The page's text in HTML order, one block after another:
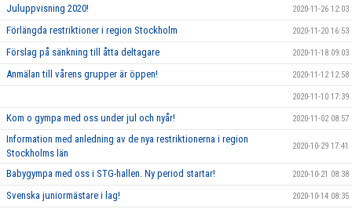
Juluppvisning 2020! 2020-11-26 12:03
Förlängda restriktioner i region Stockholm 2020-11-20 16:53
Förslag på sänkning till åtta deltagare 2020-11-18 09:03
Anmälan till vårens grupper är öppen! 2020-11-12 12:58
2020-11-10 17:39
Kom o gympa med oss under jul och nyår! 2020-11-02 08:57
Information med anledning av de nya restriktionerna i region
Stockholms län
2020-10-29 17:41
Babygympa med oss i STG-hallen. Ny period startar! 2020-10-21 08:38
Svenska juniormästare i lag! 2020-10-14 08:35